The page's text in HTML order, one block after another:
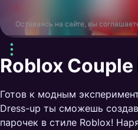
Оставаясь на сайте, вы
Roblox
Готов к модным
Dress-up ты сможешь
парочек в стиле Roblox!